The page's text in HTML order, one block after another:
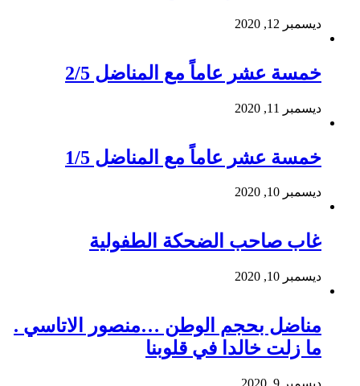
ديسمبر 12, 2020
خمسة عشر عاماً مع المناضل 2/5
ديسمبر 11, 2020
خمسة عشر عاماً مع المناضل 1/5
ديسمبر 10, 2020
غاب صاحب الضحكة الطفولية
ديسمبر 10, 2020
مناضل بحجم الوطن …منصور الاتاسي .
ما زلت خالدا في قلوبنا